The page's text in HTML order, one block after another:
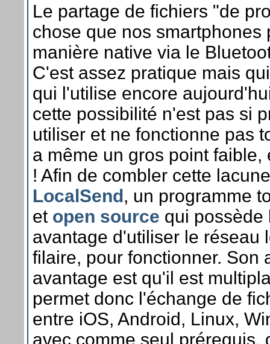
Le partage de fichiers "de
chose que nos smartphones
manière native via le
C'est assez pratique mais
qui l'utilise encore
cette possibilité n'est pas si
utiliser et ne fonctionne pas
a même un gros point faible,
! Afin de combler cette
LocalSend, un programme
et open source qui possède
avantage d'utiliser le réseau
filaire, pour fonctionner. Son
avantage est qu'il est
permet donc l'échange de
entre iOS, Android, Linux,
avec comme seul prérequis,